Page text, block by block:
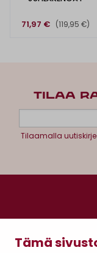
Tämä
71,97 € (119,95 €)
TILAA
Tilaamalla